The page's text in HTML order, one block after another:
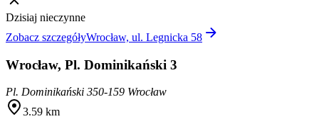
Dzisiaj nieczynne
Zobacz szczegółyWrocław, ul. Legnicka 58
Wrocław, Pl. Dominikański 3
Pl. Dominikański 350-159 Wrocław
3.59 km